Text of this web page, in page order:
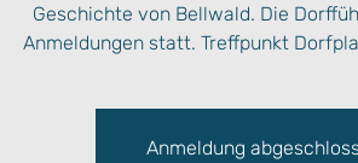
Geschichte von Bellwald. Die
Anmeldungen statt. Treffpunkt
Anmeldung